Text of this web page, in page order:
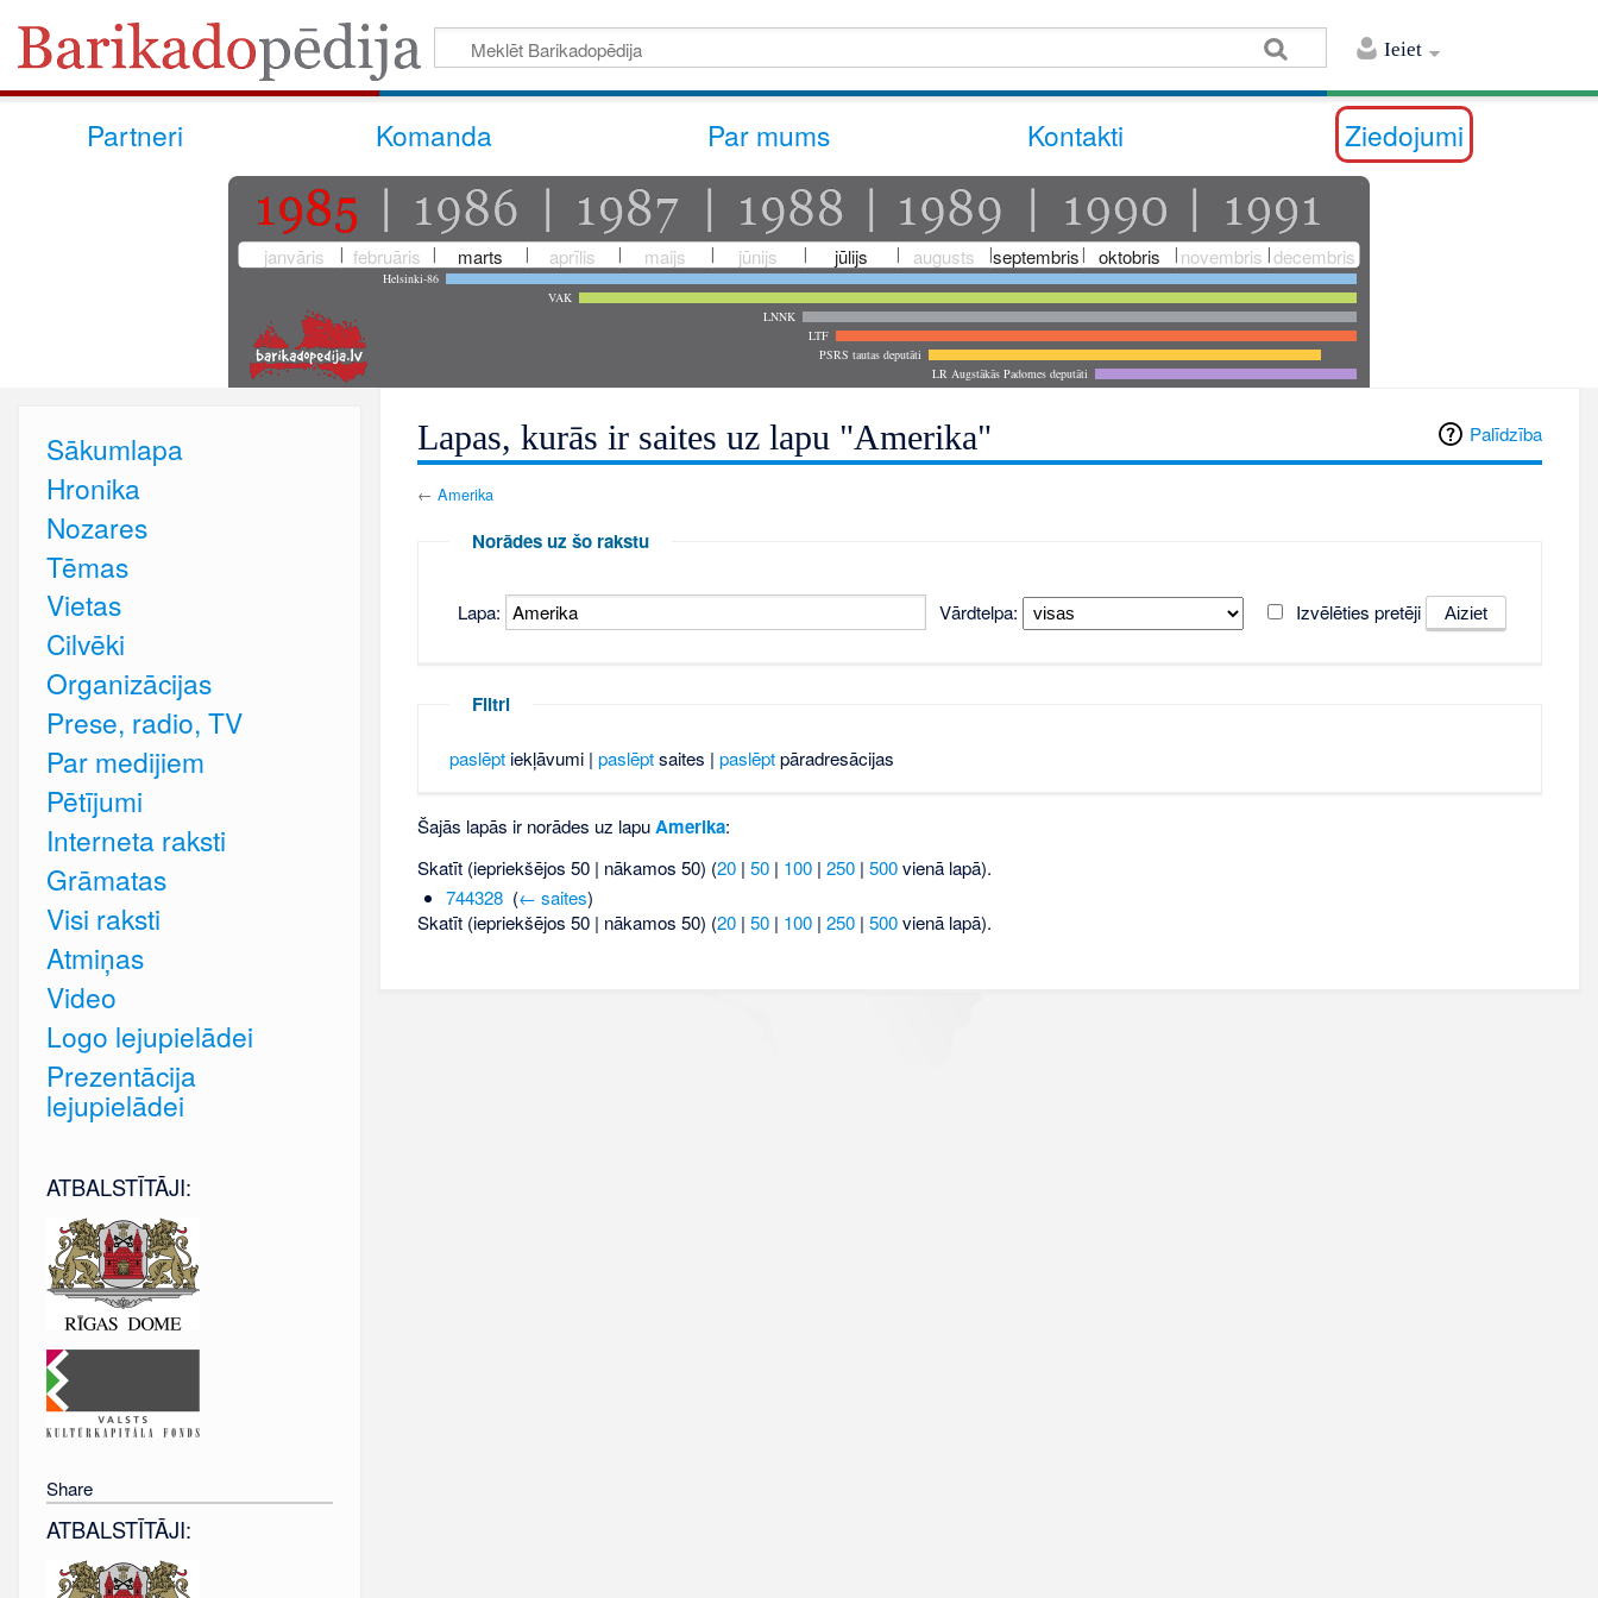
Ieiet
Partneri Komanda Par mums Kontakti Ziedojumi
janvāris februāris marts aprīlis maijs jūnijs jūlijs augusts septembris oktobris novembris decembris
Helsinki-86
VAK
LNNK
LTF
PSRS tautas deputāti
LR Augstākās Padomes deputāti
Palīdzība
Lapas, kurās ir saites uz lapu "Amerika"
← Amerika
Norādes uz šo rakstu
Lapa: Vārdtelpa: Izvēlēties pretēji
Filtri
paslēpt iekļāvumi |paslēptsaites |paslēptpāradresācijas
Šajās lapās ir norādes uz lapuAmerika:
Skatīt (iepriekšējos 50 | nākamos 50) (20| 50| 100| 250| 500vienā lapā).
744328‎ (← saites)
Skatīt (iepriekšējos 50 | nākamos 50) (20| 50| 100| 250| 500vienā lapā).
Sākumlapa
Hronika
Nozares
Tēmas
Vietas
Cilvēki
Organizācijas
Prese, radio, TV
Par medijiem
Pētījumi
Interneta raksti
Grāmatas
Visi raksti
Atmiņas
Video
Logo lejupielādei
Prezentācija
lejupielādei
ATBALSTĪTĀJI:
Share
ATBALSTĪTĀJI: